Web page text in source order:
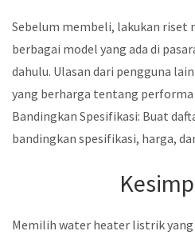
Sebelum membeli, lakukan riset
berbagai model yang ada di
dahulu. Ulasan dari pengguna
yang berharga tentang performa
Bandingkan Spesifikasi: Buat
bandingkan spesifikasi, harga,
Memilih water heater listrik